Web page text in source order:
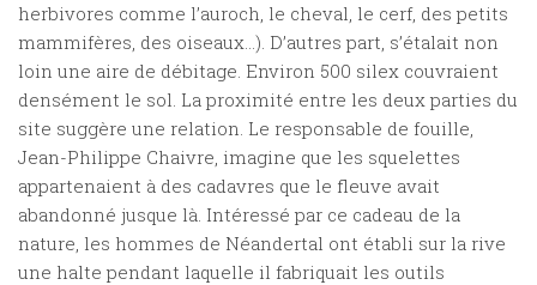
herbivores comme l’auroch, le cheval, le cerf, des petits
mammifères, des oiseaux…). D’autres part, s’étalait non
loin une aire de débitage. Environ 500 silex couvraient
densément le sol. La proximité entre les deux parties du
site suggère une relation. Le responsable de fouille,
Jean-Philippe Chaivre, imagine que les squelettes
appartenaient à des cadavres que le fleuve avait
abandonné jusque là. Intéressé par ce cadeau de la
nature, les hommes de Néandertal ont établi sur la rive
une halte pendant laquelle il fabriquait les outils